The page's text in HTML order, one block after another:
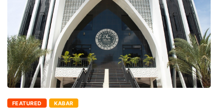
FEATURED KABAR